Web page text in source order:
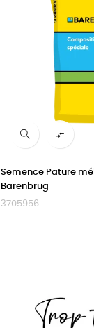

Semence Pature
Barenbrug
3705956